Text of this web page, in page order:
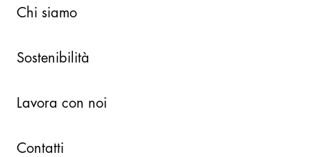
Chi siamo
Sostenibilità
Lavora con noi
Contatti